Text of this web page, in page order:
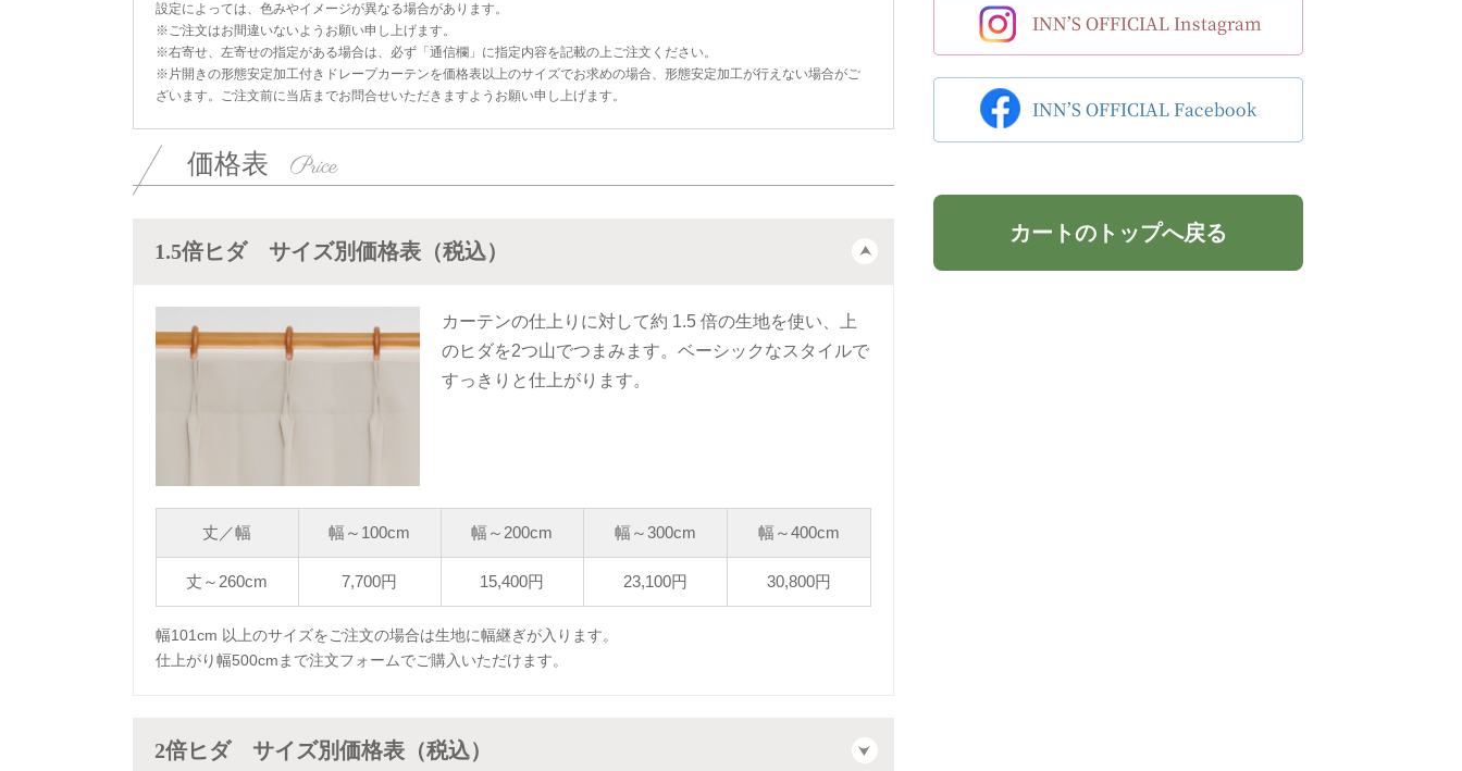
設定によっては、色みやイメージが異なる場合があります。
※ご注文はお間違いないようお願い申し上げます。
※右寄せ、左寄せの指定がある場合は、必ず「通信欄」に指定内容を記載の上ご注文ください。
※片開きの形態安定加工付きドレープカーテンを価格表以上のサイズでお求めの場合、形態安定加工が行えない場合がご
ざいます。ご注文前に当店までお問合せいただきますようお願い申し上げます。
価格表
1.5倍ヒダ サイズ別価格表（税込）
カーテンの仕上りに対して約 1.5 倍の生地を使い、上
のヒダを2つ山でつまみます。ベーシックなスタイルで
すっきりと仕上がります。
丈／幅
丈～260cm
幅～100cm
7,700円
幅～200cm
15,400円
幅～300cm
23,100円
幅～400cm
30,800円
幅101cm 以上のサイズをご注文の場合は生地に幅継ぎが入ります。
仕上がり幅500cmまで注文フォームでご購入いただけます。
2倍ヒダ サイズ別価格表（税込）
カートのトップへ戻る